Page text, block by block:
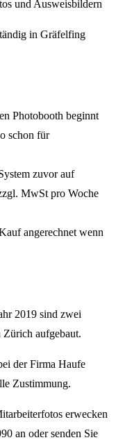
und Ausweisbildern
Photobooth beginnt
schon für
zuvor auf
MwSt pro Woche
angerechnet wenn
2019 sind zwei
aufgebaut.
der Firma Haufe
Zustimmung.
erwecken
an oder senden Sie